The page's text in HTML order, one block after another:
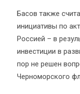
Басов также
инициативы по
Россией – в
инвестиции в
пор не решен
Черноморского